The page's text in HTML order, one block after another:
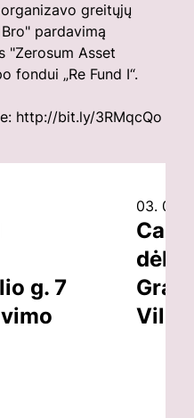
greitųjų
pardavimą
"Zerosum Asset
fondui „Re Fund I“.
http://bit.ly/3RMqcQo
g. 7
03. 07.
dėl